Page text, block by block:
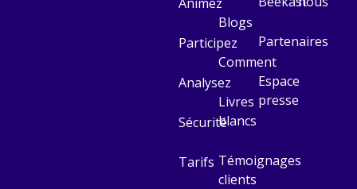
Participez
Analysez
Sécurité
Tarifs
Blogs
Comment
Livres
blancs
Témoignages
clients
Partenaires
Espace
presse